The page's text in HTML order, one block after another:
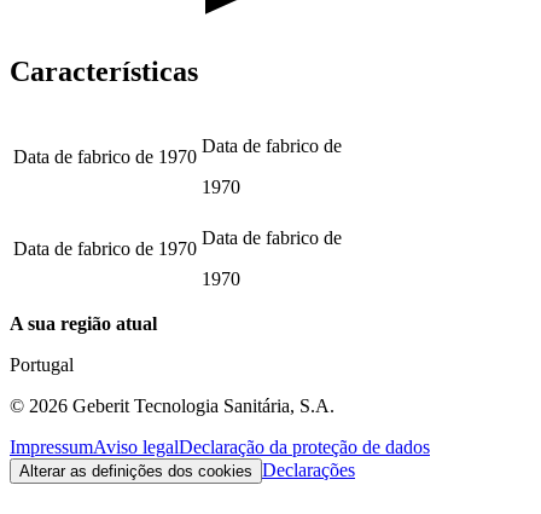
Características
Data de fabrico de 1970
Data de fabrico de
1970
Data de fabrico de 1970
Data de fabrico de
1970
A sua região atual
Portugal
© 2026 Geberit Tecnologia Sanitária, S.A.
ImpressumAviso legalDeclaração da proteção de dados
Alterar as definições dos cookies Declarações